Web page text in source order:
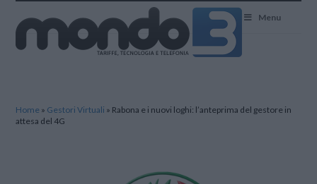
Menu
Home » Gestori Virtuali » Rabona e i nuovi loghi: l’anteprima del gestore in
attesa del 4G